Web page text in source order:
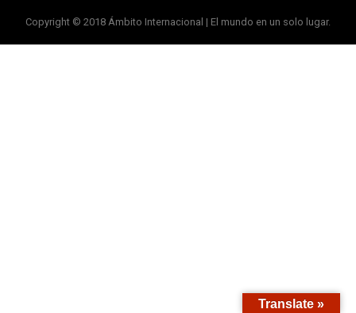
Copyright © 2018 Ámbito Internacional | El mundo en un solo lugar.
Translate »